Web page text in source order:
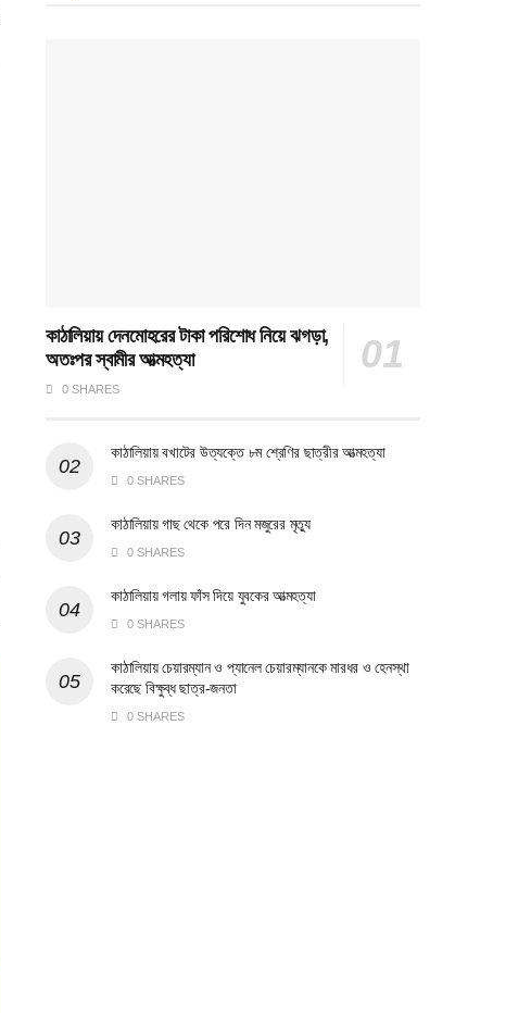
কাঠালিয়ায় দেনমোহরের টাকা পরিশোধ নিয়ে ঝগড়া,
অতঃপর স্বামীর আত্মহত্যা
0 SHARES
কাঠালিয়ায় বখাটের উত্যক্তে ৮ম শ্রেণির ছাত্রীর আত্মহত্যা
0 SHARES
কাঠালিয়ায় গাছ থেকে পরে দিন মজুরের মৃত্যু
0 SHARES
কাঠালিয়ায় গলায় ফাঁস দিয়ে যুবকের আত্মহত্যা
0 SHARES
কাঠালিয়ায় চেয়ারম্যান ও প্যানেল চেয়ারম্যানকে মারধর ও হেনস্থা
করেছে বিক্ষুব্ধ ছাত্র-জনতা
0 SHARES